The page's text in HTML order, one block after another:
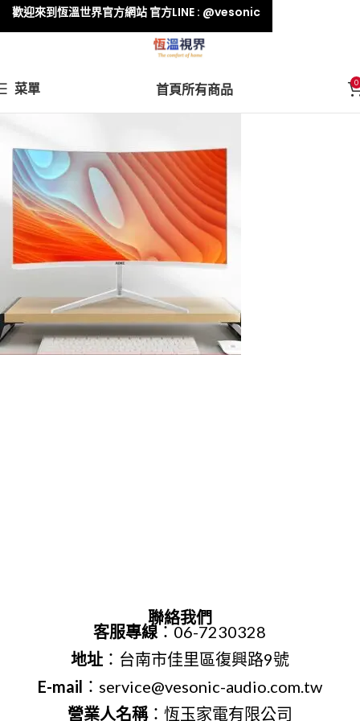
菜單 首頁所有商品 0
聯絡我們
客服專線：06-7230328
地址：台南市佳里區復興路9號
E-mail ：service@vesonic-audio.com.tw
營業人名稱：恆玉家電有限公司
歡迎來到恆溫世界官方網站 官方LINE : @vesonic